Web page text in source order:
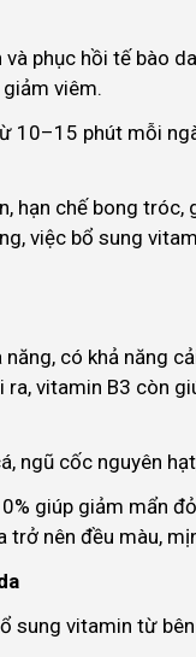
phục hồi tế bào
viêm.
10–15 phút mỗi
hạn chế bong
việc bổ sung
có khả năng
vitamin B3 còn
ngũ cốc nguyên
giúp giảm mẩn
nên đều màu,
sung vitamin từ